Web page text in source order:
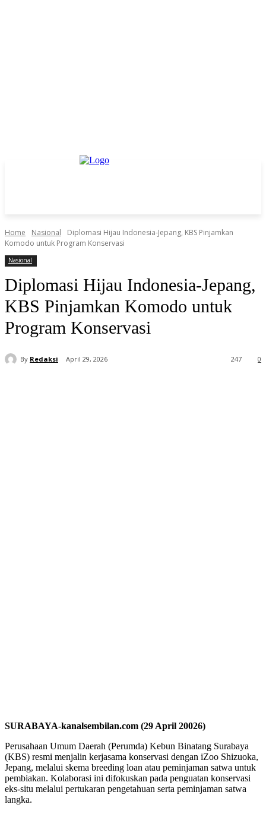
Home Nasional
Diplomasi Hijau Indonesia-Jepang, KBS Pinjamkan
Komodo untuk Program Konservasi
Nasional
Diplomasi Hijau Indonesia-Jepang,
KBS Pinjamkan Komodo untuk
Program Konservasi
By Redaksi April 29, 2026 0
247
SURABAYA-kanalsembilan.com (29 April 20026)
Perusahaan Umum Daerah (Perumda) Kebun Binatang Surabaya
(KBS) resmi menjalin kerjasama konservasi dengan iZoo Shizuoka,
Jepang, melalui skema breeding loan atau peminjaman satwa untuk
pembiakan. Kolaborasi ini difokuskan pada penguatan konservasi
eks-situ melalui pertukaran pengetahuan serta peminjaman satwa
langka.